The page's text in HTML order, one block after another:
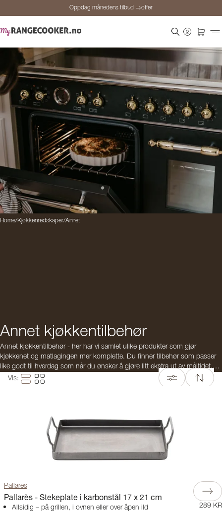
Oppdag månedens tilbud →offer
Prisgaranti
Personlig rådgivning
Oppdag månedens tilbud →offer
Home/Kjøkkenredskaper/Annet
Annet kjøkkentilbehør
Annet kjøkkentilbehør - her har vi samlet ulike produkter som gjør
kjøkkenet og matlagingen mer komplette. Du finner tilbehør som passer
like godt til hverdag som når du ønsker å gjøre litt ekstra ut av måltidet.
Perfekt som supplement til kjøkkenutstyret ditt – eller når du leter etter
kundeserviceteam
hjelper deg gjerne slik at du enkelt finner
produktene som passer dine behov.
Vis:
Pallarès
Pallarès - Stekeplate i karbonstål 17 x 21 cm
Allsidig – på grillen, i ovnen eller over åpen ild
289 KR